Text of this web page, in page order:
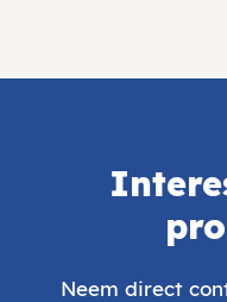
Neem direct